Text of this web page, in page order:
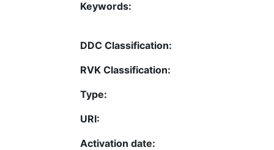
Keywords:
DDC Classification:
RVK Classification:
Type:
URI:
Activation date: